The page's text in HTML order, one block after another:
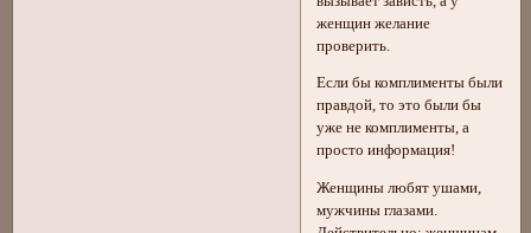
женщин желание
проверить.
Если бы комплименты были
правдой, то это были бы
уже не комплименты, а
просто информация!
Женщины любят ушами,
мужчины глазами.